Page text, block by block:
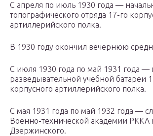
С апреля по июль 1930 года —
топографического отряда 17-го
артиллерийского полка.
В 1930 году окончил вечернюю
С июля 1930 года по май 1931 года —
разведывательной учебной батареи
корпусного артиллерийского полка.
С мая 1931 года по май 1932 года —
Военно-технической академии
Дзержинского.